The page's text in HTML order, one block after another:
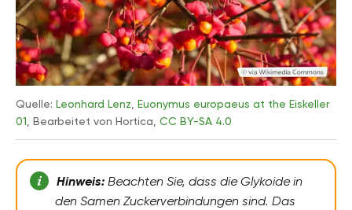
Quelle: Leonhard Lenz Euonymus europaeus at the Eiskeller
01 , Bearbeitet von Hortica, CC BY-SA 4.0
Hinweis:Beachten Sie, dass die Glykoide in
den Samen Zuckerverbindungen sind. Das